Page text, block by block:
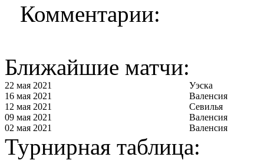
Комментарии:
Ближайшие матчи:
22 мая 2021
Уэска
16 мая 2021
Валенсия
12 мая 2021
Севилья
09 мая 2021
Валенсия
02 мая 2021
Валенсия
Турнирная таблица: